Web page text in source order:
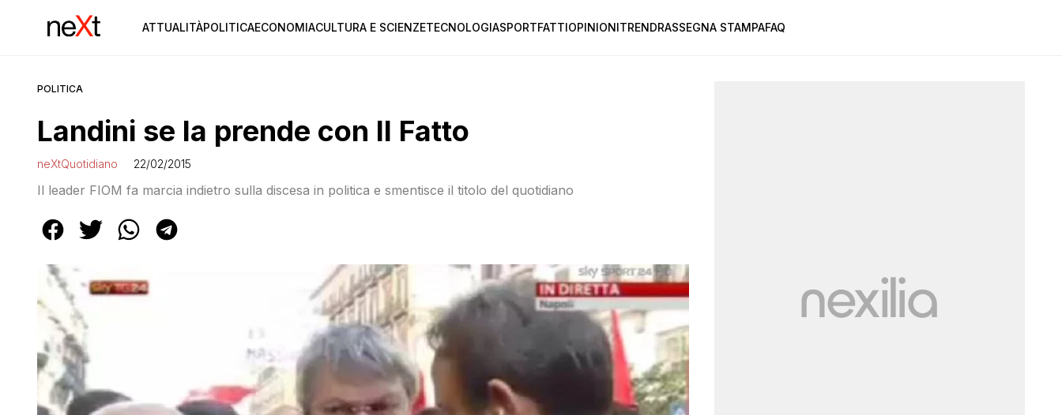
ATTUALITÀPOLITICAECONOMIACULTURA E SCIENZETECNOLOGIASPORTFATTIOPINIONITRENDRASSEGNA STAMPAFAQ
POLITICA
Landini se la prende con Il Fatto
neXtQuotidiano 22/02/2015
Il leader FIOM fa marcia indietro sulla discesa in politica e smentisce il titolo del quotidiano